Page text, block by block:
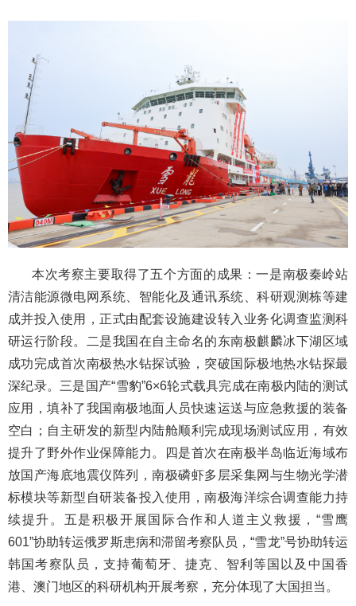
本次考察主要取得了五个方面的成果：一是南极秦岭站
清洁能源微电网系统、智能化及通讯系统、科研观测栋等建
成并投入使用，正式由配套设施建设转入业务化调查监测科
研运行阶段。二是我国在自主命名的东南极麒麟冰下湖区域
成功完成首次南极热水钻探试验，突破国际极地热水钻探最
深纪录。三是国产“雪豹”6×6轮式载具完成在南极内陆的测试
应用，填补了我国南极地面人员快速运送与应急救援的装备
空白；自主研发的新型内陆舱顺利完成现场测试应用，有效
提升了野外作业保障能力。四是首次在南极半岛临近海域布
放国产海底地震仪阵列，南极磷虾多层采集网与生物光学潜
标模块等新型自研装备投入使用，南极海洋综合调查能力持
续提升。五是积极开展国际合作和人道主义救援，“雪鹰
601”协助转运俄罗斯患病和滞留考察队员，“雪龙”号协助转运
韩国考察队员，支持葡萄牙、捷克、智利等国以及中国香
港、澳门地区的科研机构开展考察，充分体现了大国担当。